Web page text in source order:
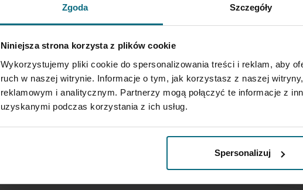
Zgoda Szczegóły
Niniejsza strona korzysta z plików cookie
Wykorzystujemy pliki cookie do spersonalizowania treści i reklam, aby
ruch w naszej witrynie. Informacje o tym, jak korzystasz z naszej
reklamowym i analitycznym. Partnerzy mogą połączyć te informacje z
uzyskanymi podczas korzystania z ich usług.
Spersonalizuj